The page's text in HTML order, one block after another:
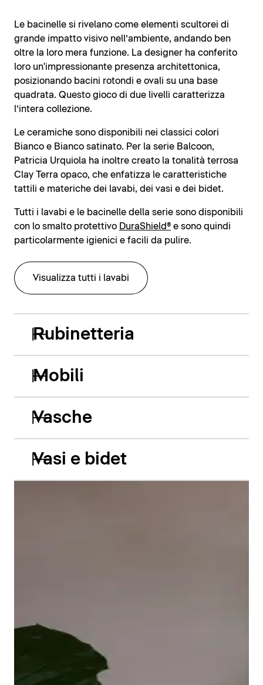
Le bacinelle si rivelano come elementi scultorei di
grande impatto visivo nell’ambiente, andando ben
oltre la loro mera funzione. La designer ha conferito
loro un'impressionante presenza architettonica,
posizionando bacini rotondi e ovali su una base
quadrata. Questo gioco di due livelli caratterizza
l’intera collezione.
Le ceramiche sono disponibili nei classici colori
Bianco e Bianco satinato. Per la serie Balcoon,
Patricia Urquiola ha inoltre creato la tonalità terrosa
Clay Terra opaco, che enfatizza le caratteristiche
tattili e materiche dei lavabi, dei vasi e dei bidet.
Tutti i lavabi e le bacinelle della serie sono disponibili
con lo smalto protettivo DuraShield® e sono quindi
particolarmente igienici e facili da pulire.
Visualizza tutti i lavabi
Rubinetteria
Mobili
Vasche
Le vasche da incasso in acrilico Balcoon riprendono
abilmente il gioco di due livelli e presentano due
caratteristiche estetiche di grande impatto: il bordo
Vasi e bidet